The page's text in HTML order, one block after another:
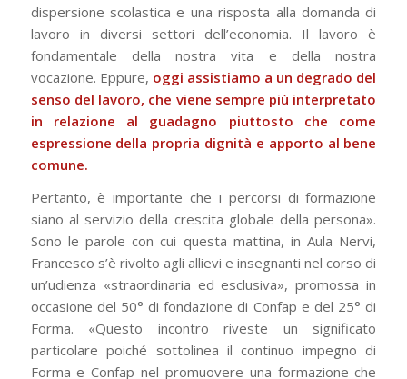
dispersione scolastica e una risposta alla domanda di
lavoro in diversi settori dell’economia. Il lavoro è
fondamentale della nostra vita e della nostra
vocazione. Eppure, oggi assistiamo a un degrado del
senso del lavoro, che viene sempre più interpretato
in relazione al guadagno piuttosto che come
espressione della propria dignità e apporto al bene
comune.
Pertanto, è importante che i percorsi di formazione
siano al servizio della crescita globale della persona».
Sono le parole con cui questa mattina, in Aula Nervi,
Francesco s’è rivolto agli allievi e insegnanti nel corso di
un’udienza «straordinaria ed esclusiva», promossa in
occasione del 50° di fondazione di Confap e del 25° di
Forma. «Questo incontro riveste un significato
particolare poiché sottolinea il continuo impegno di
Forma e Confap nel promuovere una formazione che